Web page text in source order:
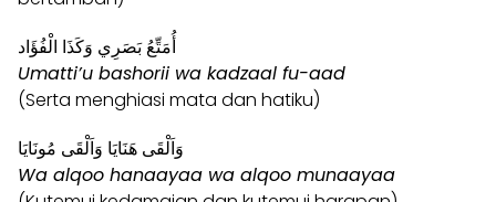
أُمَتِّعُ بَصَرِي وَكَذَا الْفُؤَاد
Umatti’u bashorii wa kadzaal fu-aad
(Serta menghiasi mata dan hatiku)
وَاَلْقَى هَنَايَا وَاَلْقَى مُونَايَا
Wa alqoo hanaayaa wa alqoo munaayaa